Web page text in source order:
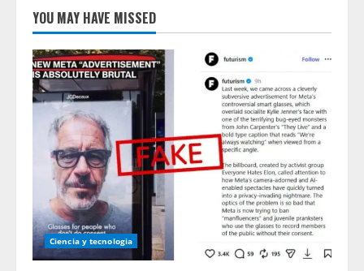
YOU MAY HAVE MISSED
Ciencia y tecnologia